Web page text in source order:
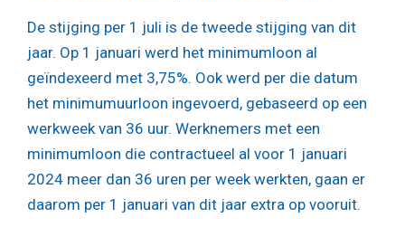
De stijging per 1 juli is de tweede stijging van dit
jaar. Op 1 januari werd het minimumloon al
geïndexeerd met 3,75%. Ook werd per die datum
het minimumuurloon ingevoerd, gebaseerd op een
werkweek van 36 uur. Werknemers met een
minimumloon die contractueel al voor 1 januari
2024 meer dan 36 uren per week werkten, gaan er
daarom per 1 januari van dit jaar extra op vooruit.